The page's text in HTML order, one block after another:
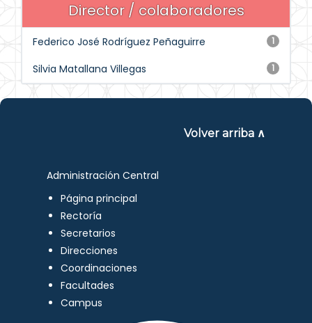
Director / colaboradores
1
Federico José Rodríguez Peñaguirre
1
Silvia Matallana Villegas
Volver arriba ∧
Administración Central
Página principal
Rectoría
Secretarios
Direcciones
Coordinaciones
Facultades
Campus